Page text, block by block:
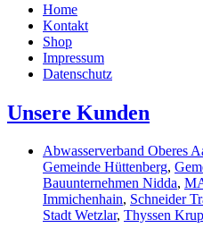
Home
Kontakt
Shop
Impressum
Datenschutz
Unsere Kunden
Abwasserverband Oberes
Gemeinde Hüttenberg,
Bauunternehmen Nidda,
Immichenhain, Schneider
Stadt Wetzlar, Thyssen